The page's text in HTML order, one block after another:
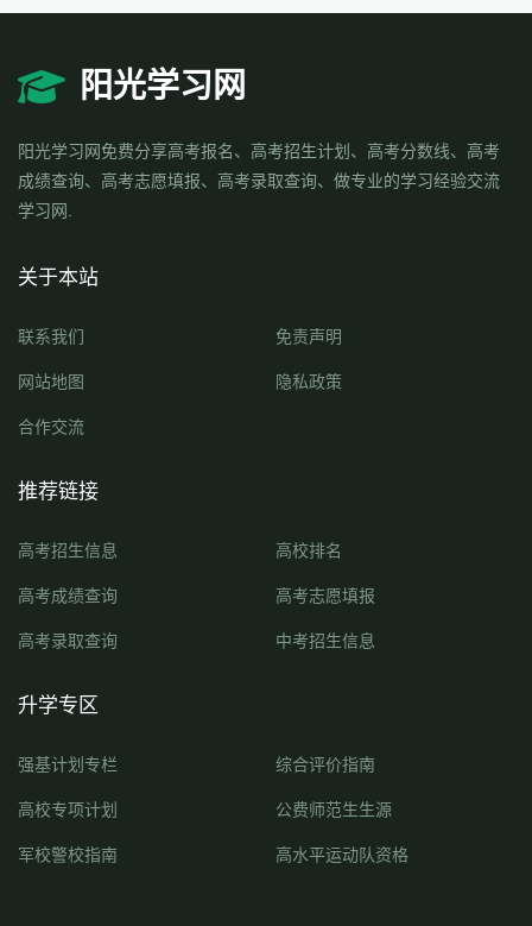
阳光学习网
阳光学习网免费分享高考报名、高考招生计划、高考分数线、高考
成绩查询、高考志愿填报、高考录取查询、做专业的学习经验交流
学习网.
关于本站
联系我们 免责声明
网站地图 隐私政策
合作交流
推荐链接
高考招生信息 高校排名
高考成绩查询 高考志愿填报
高考录取查询 中考招生信息
升学专区
强基计划专栏 综合评价指南
高校专项计划 公费师范生生源
军校警校指南 高水平运动队资格